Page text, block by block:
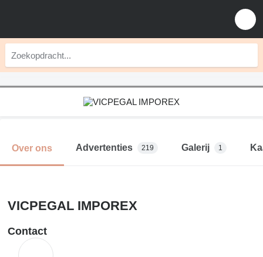
Over ons Advertenties 219 Galerij 1
VICPEGAL IMPOREX
Contact